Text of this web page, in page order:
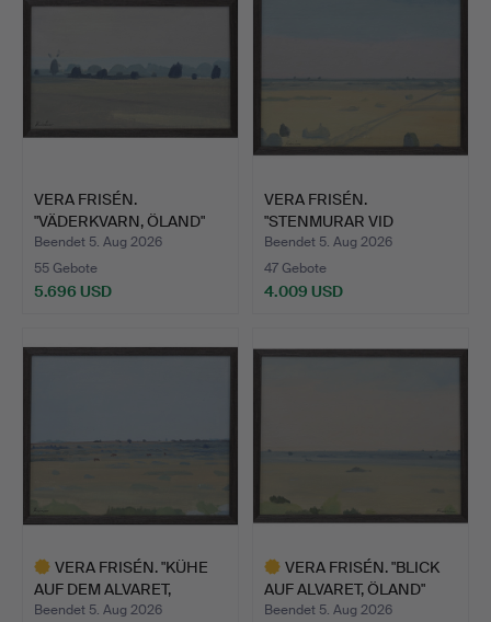
VERA FRISÉN.
"VÄDERKVARN, ÖLAND"
ÖL AUF LE…
Beendet 5. Aug 2026
55 Gebote
5.696 USD
VERA FRISÉN.
"STENMURAR VID
ALVARET, ÖLAND…
Beendet 5. Aug 2026
47 Gebote
4.009 USD
VERA FRISÉN. "KÜHE
AUF DEM ALVARET,
ÖLAND"…
Beendet 5. Aug 2026
VERA FRISÉN. "BLICK
AUF ALVARET, ÖLAND"
ÖL…
Beendet 5. Aug 2026